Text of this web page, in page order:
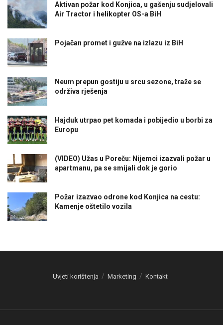
Aktivan požar kod Konjica, u gašenju sudjelovali
Air Tractor i helikopter OS-a BiH
Pojačan promet i gužve na izlazu iz BiH
Neum prepun gostiju u srcu sezone, traže se
održiva rješenja
Hajduk utrpao pet komada i pobijedio u borbi za
Europu
(VIDEO) Užas u Poreču: Nijemci izazvali požar u
apartmanu, pa se smijali dok je gorio
Požar izazvao odrone kod Konjica na cestu:
Kamenje oštetilo vozila
Uvjeti korištenja Marketing Kontakt